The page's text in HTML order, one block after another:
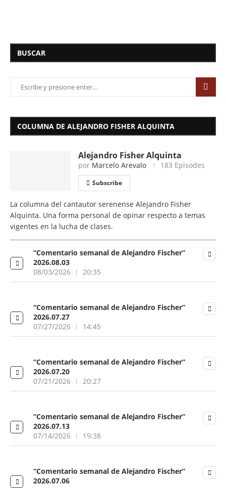
BUSCAR
COLUMNA DE ALEJANDRO FISHER ALQUINTA
Alejandro Fisher Alquinta
por Marcelo Arevalo 183 Episodes
Subscribe
La columna del cantautor serenense Alejandro Fisher
Alquinta. Una forma personal de opinar respecto a temas
vigentes en la lucha de clases.
“Comentario semanal de Alejandro Fischer”
2026.08.03
08/03/2026
20:35
“Comentario semanal de Alejandro Fischer”
2026.07.27
07/27/2026
14:45
“Comentario semanal de Alejandro Fischer”
2026.07.20
07/21/2026
20:27
“Comentario semanal de Alejandro Fischer”
2026.07.13
07/14/2026
19:38
“Comentario semanal de Alejandro Fischer”
2026.07.06